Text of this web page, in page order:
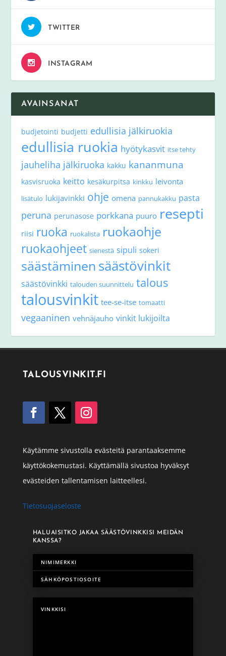
TWITTER
INSTAGRAM
AVAINSANAT
budjetointi budjetti edullisia jälkiruokia
edullisia ruokia hyötykasvit itse tehty
jauheliha jälkiruoka kakku kananmuna
kasvisruoka keitto kesäkurpitsa kinkku leivonta
lisätulo lukijavinkki ohje omena pannukakku pasta
peruna perunasose porkkana puuro resepti
riisi ruoka ruokalista ruokaohje
ruokaohjeet sienestä sipuli sokeri
säästäminen säästövinkit
säästövinkki talouden suunnittelu talous
talousvinkit tee-se-itse tomaatti
vegaaninen vehnäjauho vinkit lukijoilta
TALOUSVINKIT.FI
Käytämme sivustolla evästeitä parantaaksemme
käyttökokemustasi. Käyttämällä sivustoa hyväksyt
evästeiden tallentamisen laitteellesi.
Tietosuojaseloste
HALUAISITKO JAKAA SÄÄSTÖVINKKISI MEIDÄN
KANSSA?